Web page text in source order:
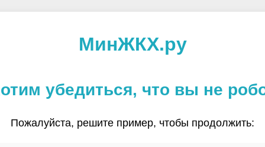
МинЖКХ.ру
убедиться, что вы не
Пожалуйста, решите пример, чтобы продолжить: